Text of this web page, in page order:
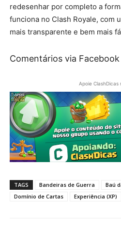
redesenhar por completo a
funciona no Clash Royale, com
mais transparente e bem mais
Comentários via Facebook
Apoie ClashDicas
TAGS Bandeiras de Guerra Baú
Domínio de Cartas
Experiência (XP)